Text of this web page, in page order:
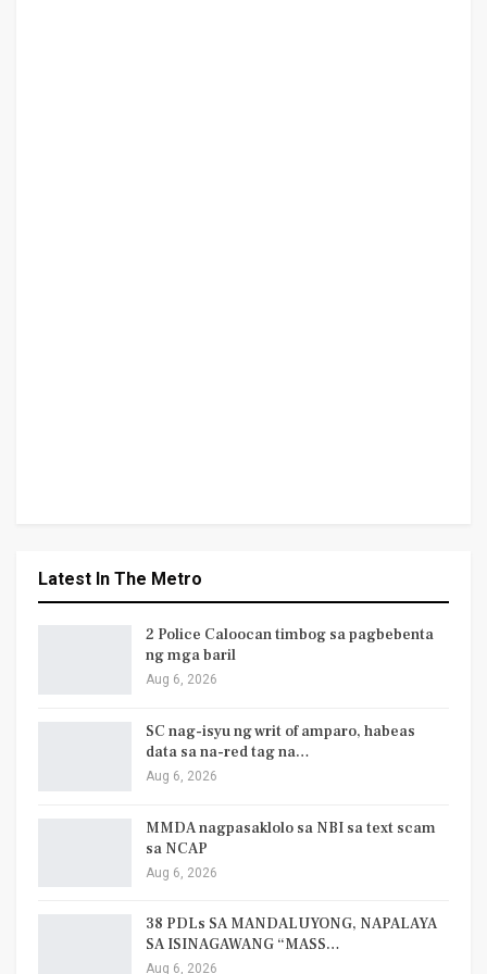
Latest In The Metro
2 Police Caloocan timbog sa pagbebenta
ng mga baril
Aug 6, 2026
SC nag-isyu ng writ of amparo, habeas
data sa na-red tag na…
Aug 6, 2026
MMDA nagpasaklolo sa NBI sa text scam
sa NCAP
Aug 6, 2026
38 PDLs SA MANDALUYONG, NAPALAYA
SA ISINAGAWANG “MASS…
Aug 6, 2026